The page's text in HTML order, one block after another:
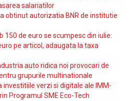
salariatilor
obtinut autorizatia BNR de institutie
150 de euro se scumpesc din iulie:
pe articol, adaugata la taxa
auto ridica noi provocari de
grupurile multinationale
investitiile verzi si digitale ale IMM-
Programul SME Eco-Tech